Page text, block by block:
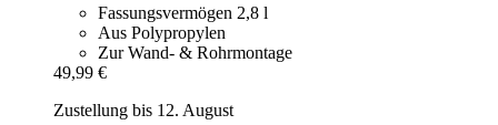
Fassungsvermögen 2,8 l
Aus Polypropylen
Zur Wand- & Rohrmontage
49,99 €
Zustellung bis 12. August